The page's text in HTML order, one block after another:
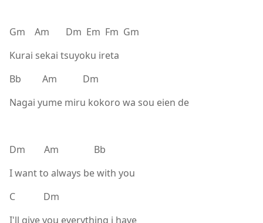
Gm Am Dm Em Fm Gm
Kurai sekai tsuyoku ireta
Bb Am Dm
Nagai yume miru kokoro wa sou eien de
Dm Am Bb
I want to always be with you
C Dm
I'll give you everything i have